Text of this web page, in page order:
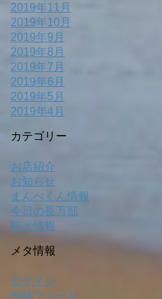
2019年11月
2019年10月
2019年9月
2019年8月
2019年7月
2019年6月
2019年5月
2019年4月
カテゴリー
お店紹介
お知らせ
まんべくん情報
今日の長万部
観光情報
メタ情報
ログイン
投稿フィード